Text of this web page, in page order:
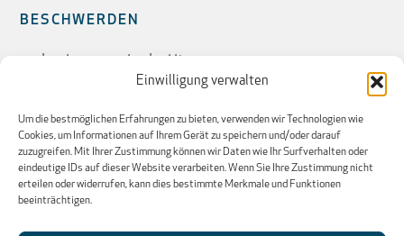
Einwilligung verwalten
Um die bestmöglichen Erfahrungen zu bieten, verwenden wir Technologien wie
Cookies, um Informationen auf Ihrem Gerät zu speichern und/oder darauf
zuzugreifen. Mit Ihrer Zustimmung können wir Daten wie Ihr Surfverhalten oder
eindeutige IDs auf dieser Website verarbeiten. Wenn Sie Ihre Zustimmung nicht
erteilen oder widerrufen, kann dies bestimmte Merkmale und Funktionen
beeinträchtigen.
BESCHWERDEN
reclami@pec.unipolsai.it
Unipolsai Assicurazioni Spa
Beschwerdeabteilung
Via della Unione Europea 3/b
20097 San Donato Milanese (MI)